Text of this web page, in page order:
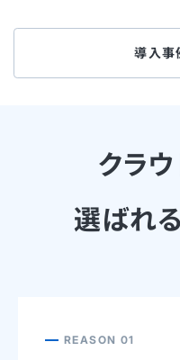
導入事
クラ
選ばれる
REASON 01